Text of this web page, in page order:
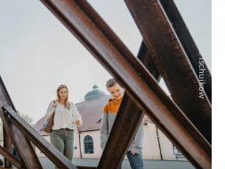
© TVS | Lena Tschuikow